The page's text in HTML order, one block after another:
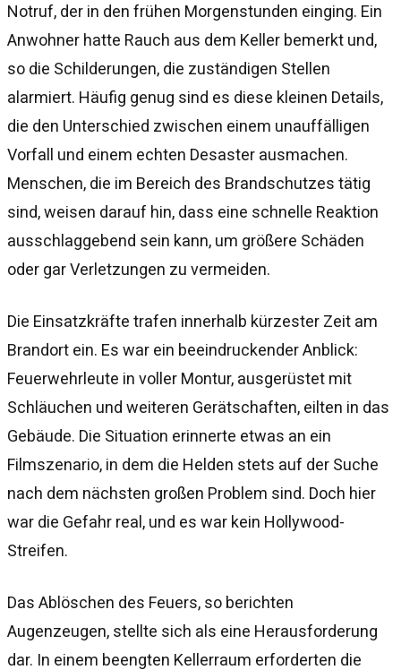
Notruf, der in den frühen Morgenstunden einging. Ein
Anwohner hatte Rauch aus dem Keller bemerkt und,
so die Schilderungen, die zuständigen Stellen
alarmiert. Häufig genug sind es diese kleinen Details,
die den Unterschied zwischen einem unauffälligen
Vorfall und einem echten Desaster ausmachen.
Menschen, die im Bereich des Brandschutzes tätig
sind, weisen darauf hin, dass eine schnelle Reaktion
ausschlaggebend sein kann, um größere Schäden
oder gar Verletzungen zu vermeiden.
Die Einsatzkräfte trafen innerhalb kürzester Zeit am
Brandort ein. Es war ein beeindruckender Anblick:
Feuerwehrleute in voller Montur, ausgerüstet mit
Schläuchen und weiteren Gerätschaften, eilten in das
Gebäude. Die Situation erinnerte etwas an ein
Filmszenario, in dem die Helden stets auf der Suche
nach dem nächsten großen Problem sind. Doch hier
war die Gefahr real, und es war kein Hollywood-
Streifen.
Das Ablöschen des Feuers, so berichten
Augenzeugen, stellte sich als eine Herausforderung
dar. In einem beengten Kellerraum erforderten die